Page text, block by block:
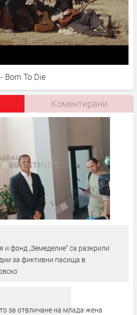
Born To Die
Коментирани
фонд „Земеделие“ са разкрили
за фиктивни пасища в
за отвличане на млада жена